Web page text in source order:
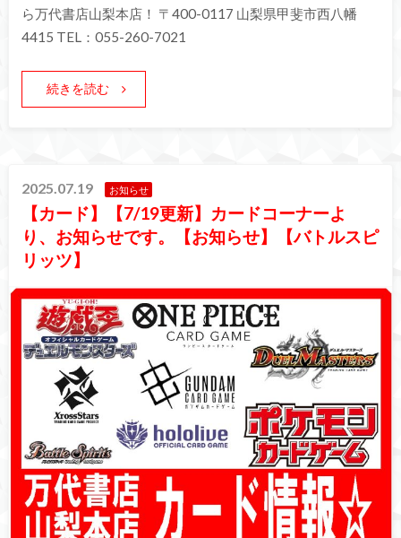
ら万代書店山梨本店！ 〒400-0117 山梨県甲斐市西八幡
4415 TEL：055-260-7021
続きを読む
2025.07.19 お知らせ
【カード】【7/19更新】カードコーナーよ
り、お知らせです。【お知らせ】【バトルスピ
リッツ】